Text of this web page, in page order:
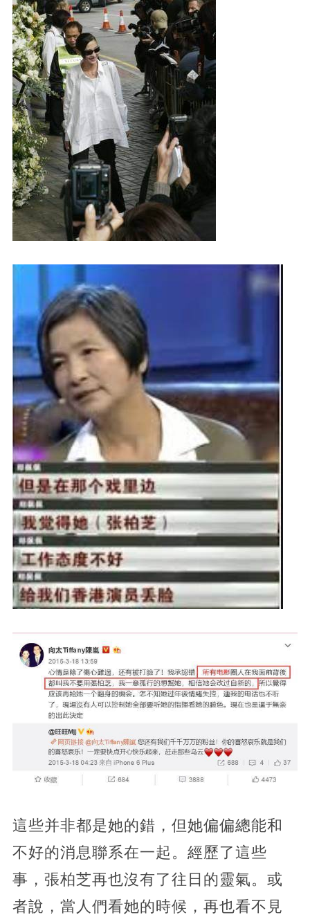
這些并非都是她的錯，但她偏偏總能和
不好的消息聯系在一起。經歷了這些
事，張柏芝再也沒有了往日的靈氣。或
者說，當人們看她的時候，再也看不見